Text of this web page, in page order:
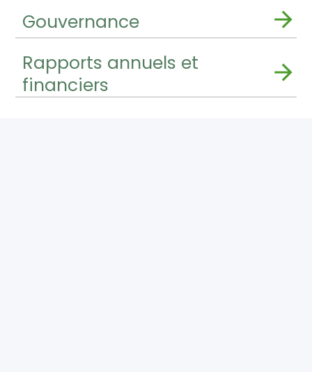
Gouvernance
Rapports annuels et
financiers